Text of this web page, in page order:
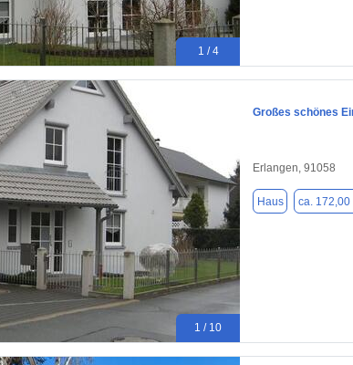
1 / 4
1 / 10
Großes schönes
Erlangen, 91058
Haus ca. 172,00